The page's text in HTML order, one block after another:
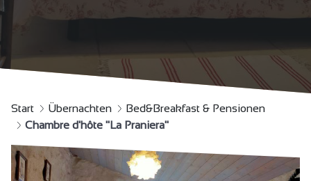
Start Übernachten
Bed&Breakfast & Pensionen
Chambre d'hôte "La Praniera"